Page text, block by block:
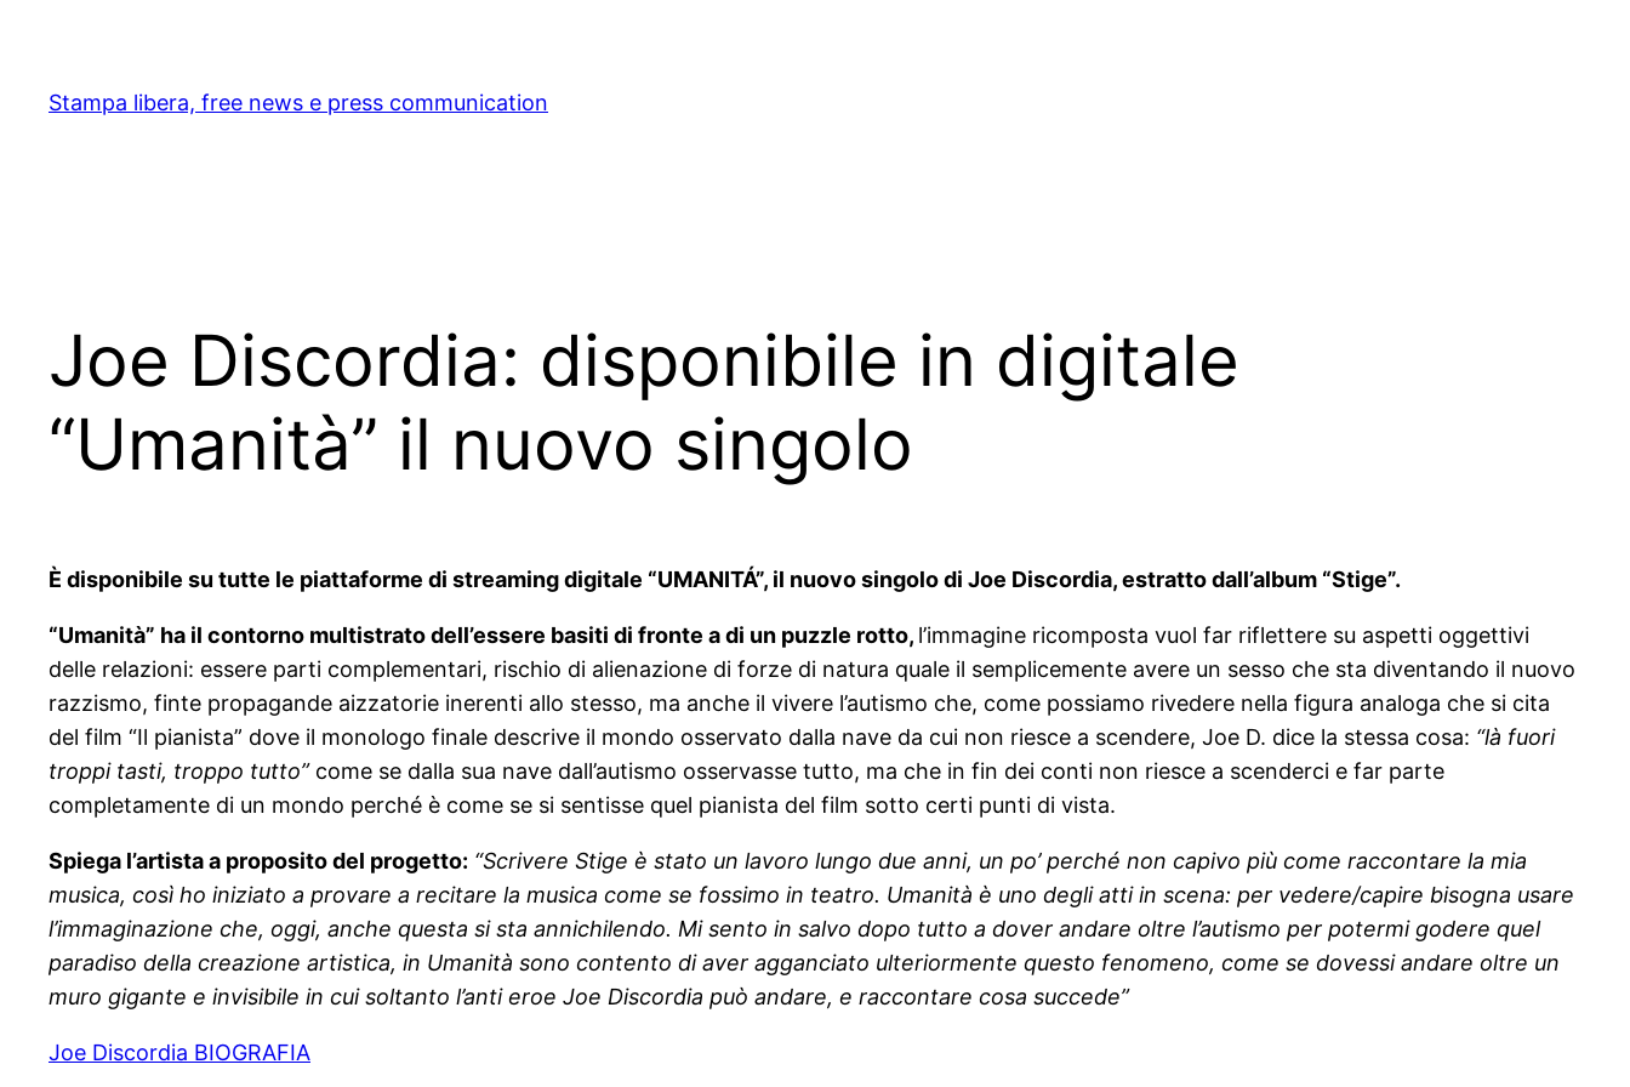
content
Stampa libera, free news e press communication
Joe Discordia: disponibile in digitale
“Umanità” il nuovo singolo
È disponibile su tutte le piattaforme di streaming digitale “UMANITÁ”, il nuovo singolo di Joe Discordia, estratto dall’album “Stige”.
“Umanità” ha il contorno multistrato dell’essere basiti di fronte a di un puzzle rotto, l’immagine ricomposta vuol far riflettere su aspetti oggettivi
delle relazioni: essere parti complementari, rischio di alienazione di forze di natura quale il semplicemente avere un sesso che sta diventando il nuovo
razzismo, finte propagande aizzatorie inerenti allo stesso, ma anche il vivere l’autismo che, come possiamo rivedere nella figura analoga che si cita
del film “Il pianista” dove il monologo finale descrive il mondo osservato dalla nave da cui non riesce a scendere, Joe D. dice la stessa cosa: “là fuori
troppi tasti, troppo tutto”come se dalla sua nave dall’autismo osservasse tutto, ma che in fin dei conti non riesce a scenderci e far parte
completamente di un mondo perché è come se si sentisse quel pianista del film sotto certi punti di vista.
Spiega l’artista a proposito del progetto: “Scrivere Stige è stato un lavoro lungo due anni, un po’ perché non capivo più come raccontare la mia
musica, così ho iniziato a provare a recitare la musica come se fossimo in teatro. Umanità è uno degli atti in scena: per vedere/capire bisogna usare
l’immaginazione che, oggi, anche questa si sta annichilendo. Mi sento in salvo dopo tutto a dover andare oltre l’autismo per potermi godere quel
paradiso della creazione artistica, in Umanità sono contento di aver agganciato ulteriormente questo fenomeno, come se dovessi andare oltre un
muro gigante e invisibile in cui soltanto l’anti eroe Joe Discordia può andare, e raccontare cosa succede”
Joe Discordia BIOGRAFIA